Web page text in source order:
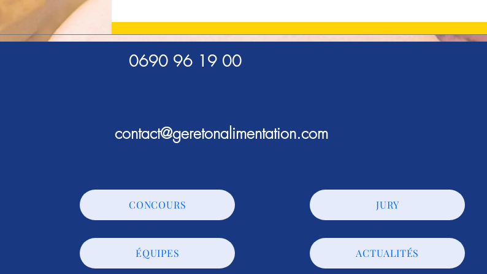
Presse : AF Production sur
France-Antilles
Les Grignoteuses Gagnantes
sur France-Antilles !
0690 96 19 00
contact@geretonalimentation.com
CONCOURS
ÉQUIPES
JURY
ACTUALITÉS